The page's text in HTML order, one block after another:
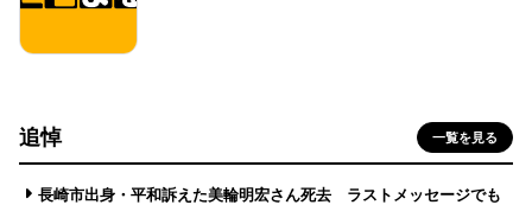
追悼 一覧を見る
長崎市出身・平和訴えた美輪明宏さん死去 ラストメッセージでも